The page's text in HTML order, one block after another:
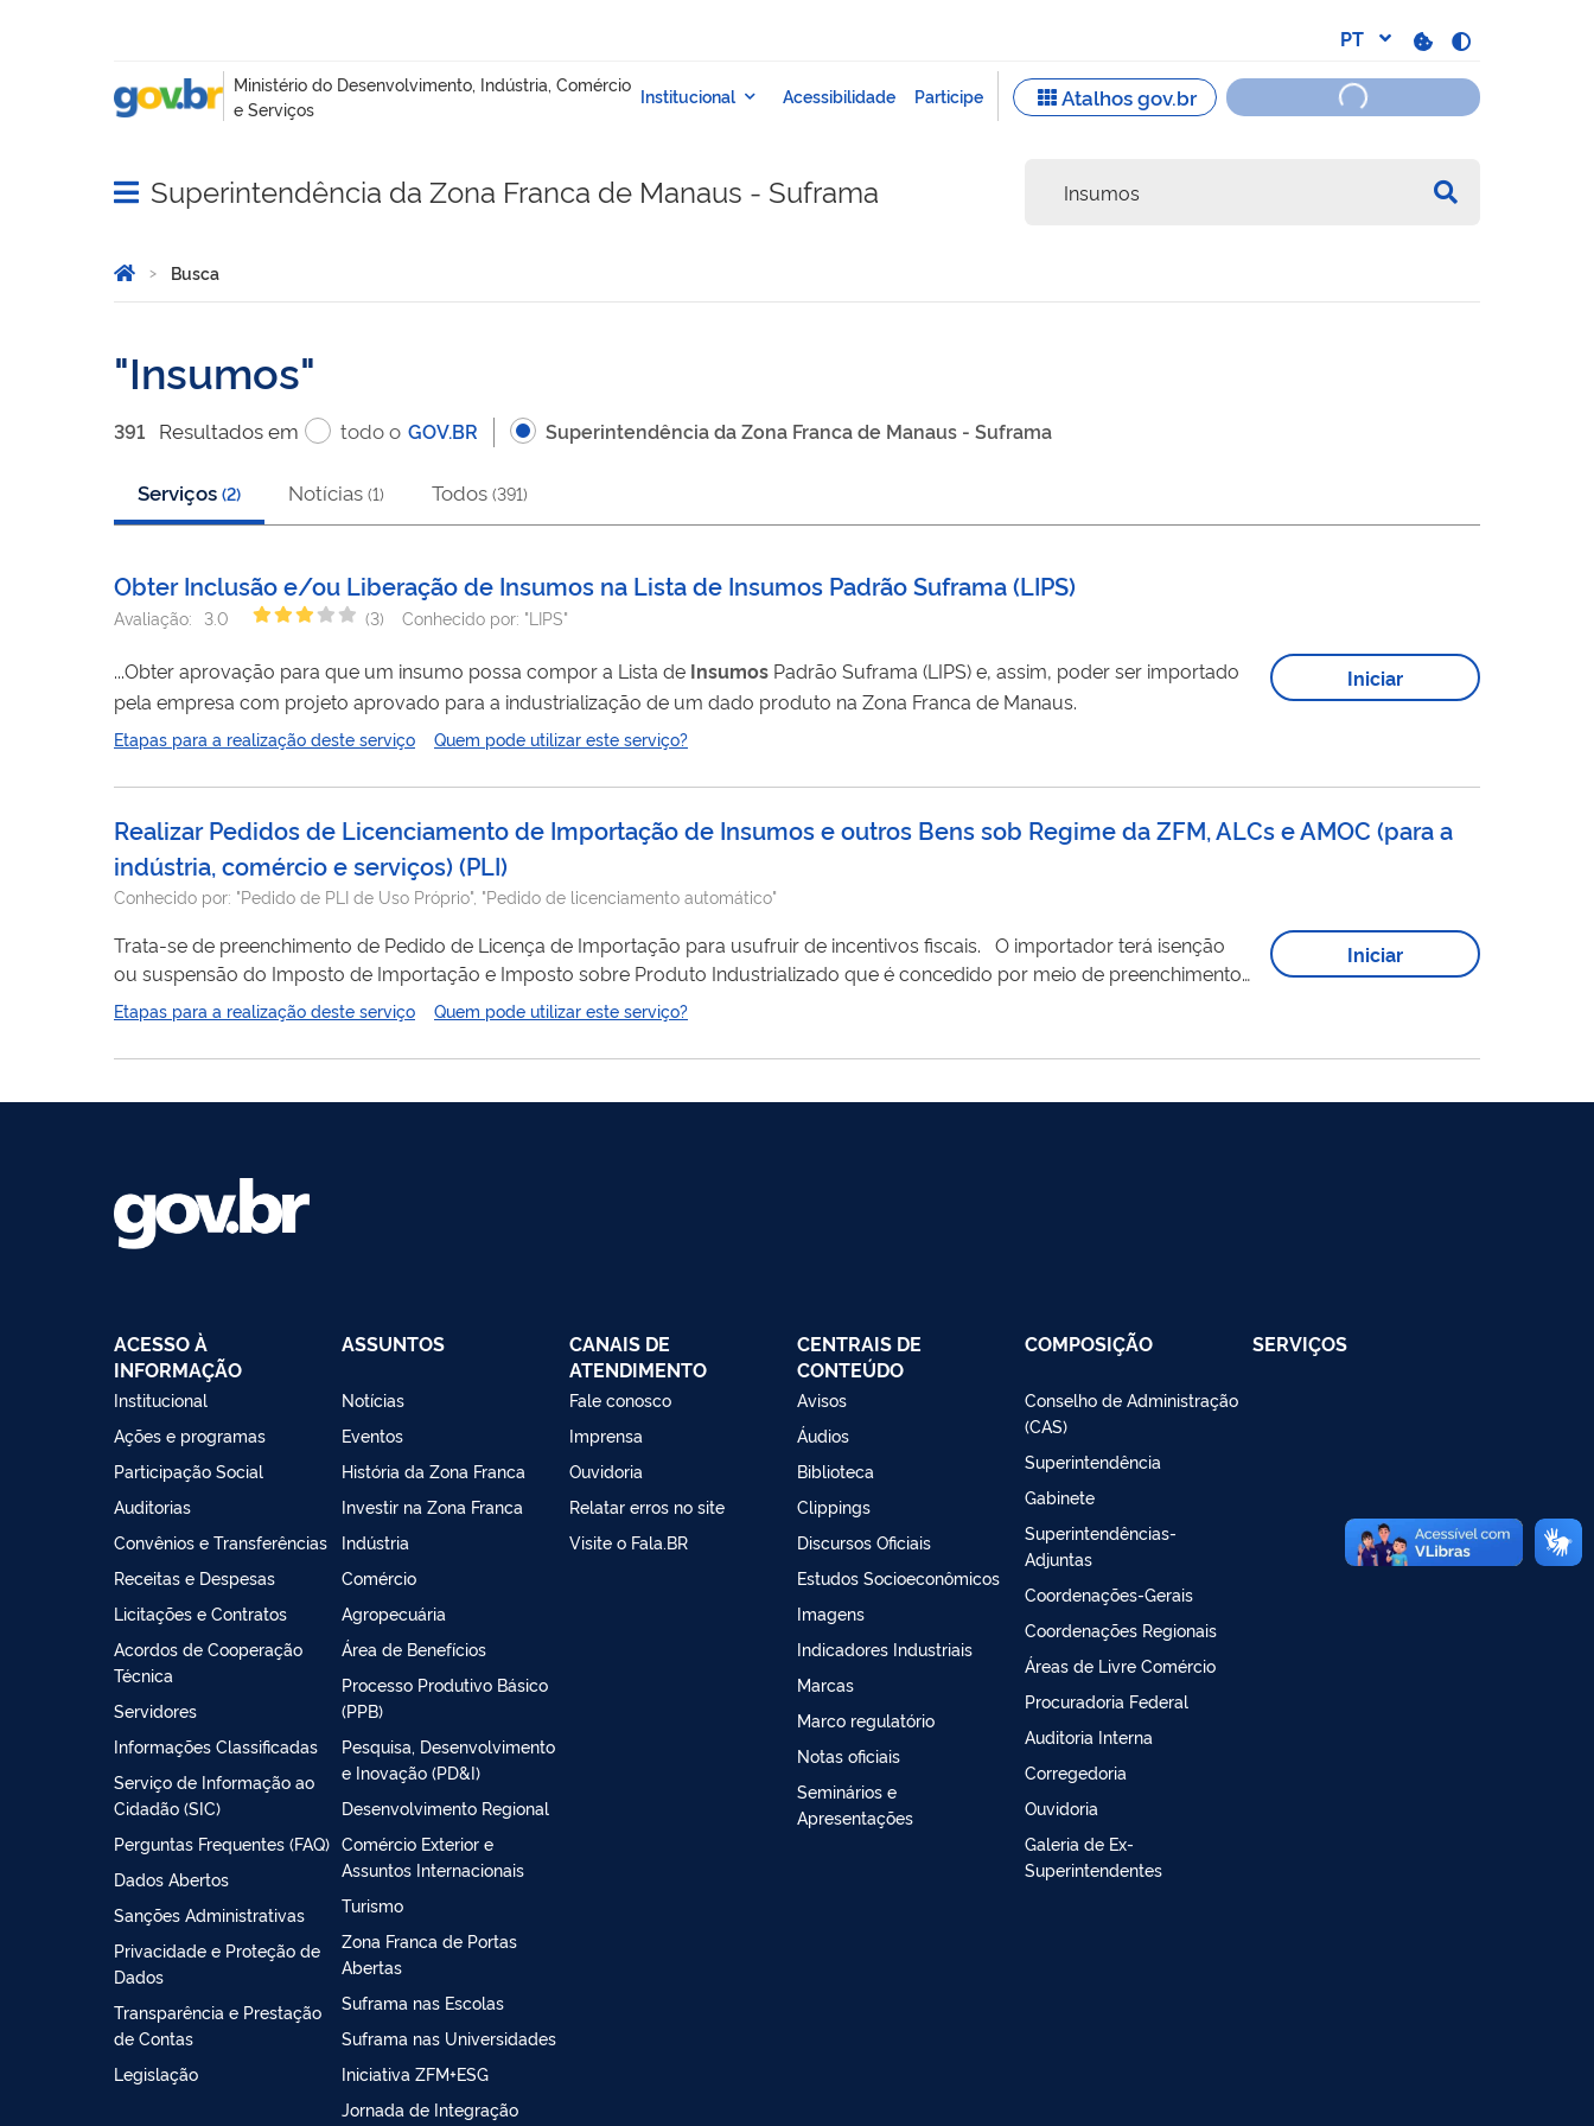
Abrir menu principal de navegação
Superintendência da Zona Franca de Manaus - Suframa
Você está aqui:
Página Inicial
Busca
Insumos
391 Resultadosem todo o GOV.BR Superintendência da Zona Franca de Manaus - Suframa
Serviços (2) Notícias (1) Todos (391)
Obter Inclusão e/ou Liberação de Insumos na Lista de Insumos Padrão Suframa(LIPS)
Avaliação: 3.0 (3) Conhecido por: "LIPS"
...Obter aprovação para que um insumo possa compor a Lista de Insumos Padrão Suframa (LIPS) e, assim, poder ser importado
pela empresa com projeto aprovado para a industrialização de um dado produto na Zona Franca de Manaus.
Etapas para a realização deste serviço Quem pode utilizar este serviço?
Iniciar
Realizar Pedidos de Licenciamento de Importação de Insumos e outros Bens sob Regime da ZFM, ALCs e AMOC (para a
indústria, comércio e serviços) (PLI)
Conhecido por: "Pedido de PLI de Uso Próprio", "Pedido de licenciamento automático"
Trata-se de preenchimento de Pedido de Licença de Importação para usufruir de incentivos fiscais. O importador terá isenção
ou suspensão do Imposto de Importação e Imposto sobre Produto Industrializado que é concedido por meio de preenchimento
do Pedido de Licença de Importação. INFORMAÇÕES SOBRE O CUSTO de TCIF: - A cada pedido de licenciamento de
importação, o valor de R$ 250,00 (duzentos e cinquenta reais), limitando-se a 1,5% (um e meio por cento). A cada mercadoria
constante do...
Etapas para a realização deste serviço Quem pode utilizar este serviço?
Iniciar
ACESSO À
INFORMAÇÃO
Institucional
Ações e programas
Participação Social
Auditorias
Convênios e Transferências
Receitas e Despesas
Licitações e Contratos
Acordos de Cooperação
Técnica
Servidores
Informações Classificadas
Serviço de Informação ao
Cidadão (SIC)
Perguntas Frequentes (FAQ)
Dados Abertos
Sanções Administrativas
Privacidade e Proteção de
Dados
Transparência e Prestação
de Contas
Legislação
ASSUNTOS
Notícias
Eventos
História da Zona Franca
Investir na Zona Franca
Indústria
Comércio
Agropecuária
Área de Benefícios
Processo Produtivo Básico
(PPB)
Pesquisa, Desenvolvimento
e Inovação (PD&I)
Desenvolvimento Regional
Comércio Exterior e
Assuntos Internacionais
Turismo
Zona Franca de Portas
Abertas
Suframa nas Escolas
Suframa nas Universidades
Iniciativa ZFM+ESG
Jornada de Integração
CANAIS DE
ATENDIMENTO
Fale conosco
Imprensa
Ouvidoria
Relatar erros no site
Visite o Fala.BR
CENTRAIS DE
CONTEÚDO
Avisos
Áudios
Biblioteca
Clippings
Discursos Oficiais
Estudos Socioeconômicos
Imagens
Indicadores Industriais
Marcas
Marco regulatório
Notas oficiais
Seminários e
Apresentações
COMPOSIÇÃO
Conselho de Administração
(CAS)
Superintendência
Gabinete
Superintendências-
Adjuntas
Coordenações-Gerais
Coordenações Regionais
Áreas de Livre Comércio
Procuradoria Federal
Auditoria Interna
Corregedoria
Ouvidoria
Galeria de Ex-
Superintendentes
SERVIÇOS